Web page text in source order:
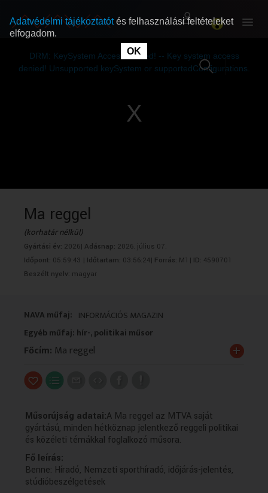
RÓLUNK
RÓLUNK
DRM: KeySystem Access Denied! -- Key system access
denied! Unsupported keySystem or supportedConfigurations.
Ma reggel
(korhatár nélkül)
Gyártási év: 2026| Adásnap: 2026. július 07.
Időpont: 05:59:43 | Időtartam: 03:56:24| Forrás: M1| ID: 4590701
Beszélt nyelv: magyar
NAVA műfaj: INFORMÁCIÓS MAGAZIN
Egyéb műfaj: hír-, politikai műsor
Főcím: Ma reggel +
Műsorújság adatai:A Ma reggel az MTVA saját
gyártású, minden hétköznap jelentkező reggeli politikai
és közéleti témákkal foglalkozó műsora.
Fő leírás:
Benne: Híradó, Nemzeti sporthíradó, időjárás-jelentés,
stúdióbeszélgetések
Adatvédelmi tájékoztatótés felhasználási feltételeket
elfogadom.
OK